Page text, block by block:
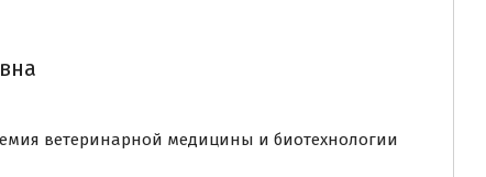
ветеринарной медицины и биотехнологии